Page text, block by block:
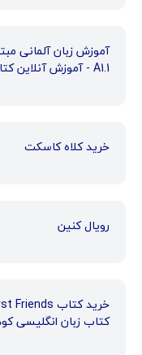
A1.1 - آموزش آنلاین کتاب منشن
خرید کلاه کاسکت
رویال کنین
کتاب زبان انگلیسی